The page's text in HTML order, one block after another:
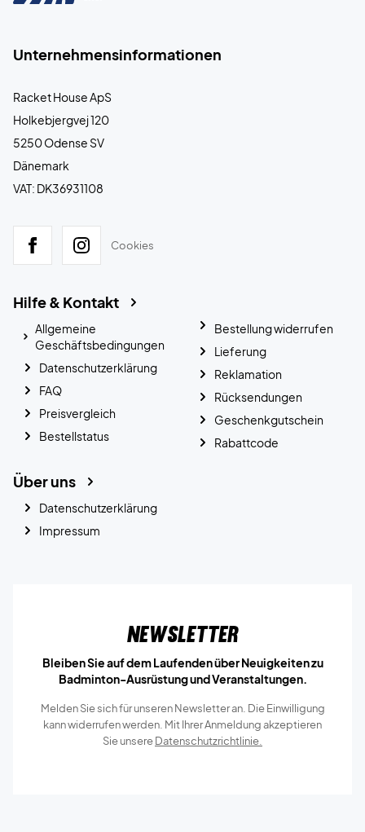
Unternehmensinformationen
Racket House ApS
Holkebjergvej 120
5250 Odense SV
Dänemark
VAT: DK36931108
Cookies
Hilfe & Kontakt
Allgemeine
Geschäftsbedingungen
Datenschutzerklärung
FAQ
Preisvergleich
Bestellstatus
Bestellung widerrufen
Lieferung
Reklamation
Rücksendungen
Geschenkgutschein
Rabattcode
Über uns
Datenschutzerklärung
Impressum
Newsletter
Bleiben Sie auf dem Laufenden über Neuigkeiten zu
Badminton-Ausrüstung und Veranstaltungen.
Melden Sie sich für unseren Newsletter an. Die Einwilligung
kann widerrufen werden. Mit Ihrer Anmeldung akzeptieren
Sie unsereDatenschutzrichtlinie.